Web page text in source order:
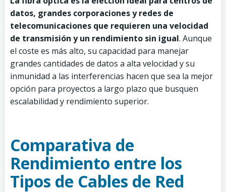
datos, grandes corporaciones y redes de
telecomunicaciones que requieren una velocidad
de transmisión y un rendimiento sin igual. Aunque
el coste es más alto, su capacidad para manejar
grandes cantidades de datos a alta velocidad y su
inmunidad a las interferencias hacen que sea la mejor
opción para proyectos a largo plazo que busquen
escalabilidad y rendimiento superior.
Comparativa de
Rendimiento entre los
Tipos de Cables de Red